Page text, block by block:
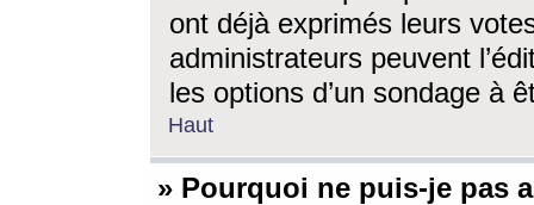
ont déjà exprimés leurs
administrateurs peuvent
les options d’un sondage à
Haut
» Pourquoi ne puis-je pas